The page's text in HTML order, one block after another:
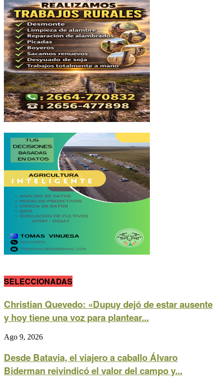
SELECCIONADAS
Christian Quevedo: «Dupuy dejó de estar ausente
y hoy tiene una voz para plantear...
Ago 9, 2026
Desde Batavia, el viajero a caballo Álvaro
Biderman reivindicó el valor del campo y...